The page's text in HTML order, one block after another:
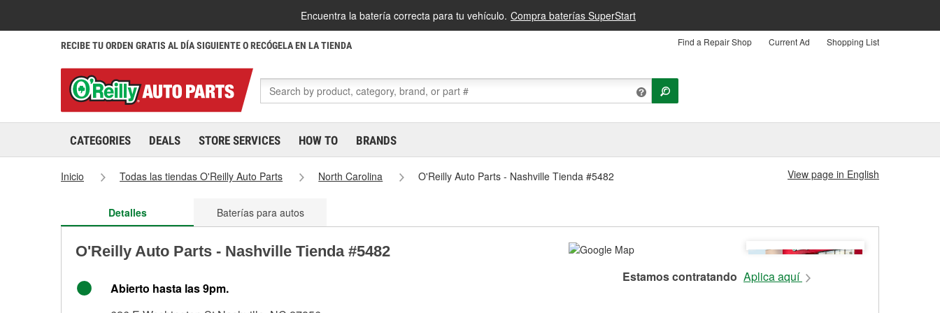
Encuentra la batería correcta para tu vehículo. Compra baterías SuperStart
RECIBE TU ORDEN GRATIS AL DÍA SIGUIENTE O RECÓGELA EN LA TIENDA Find a Repair Shop Current Ad Shopping List
CATEGORIES DEALS STORE SERVICES HOW TO BRANDS
Inicio Todas las tiendas O'Reilly Auto Parts North Carolina O'Reilly Auto Parts - Nashville Tienda #5482 View page in English
Detalles Baterías para autos
O'Reilly Auto Parts - Nashville Tienda #5482
Abierto hasta las 9pm.
Estamos contratando Aplica aquí